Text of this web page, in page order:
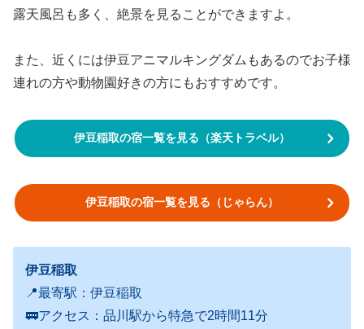
露天風呂も多く、絶景を見ることができますよ。
また、近くには伊豆アニマルキングダムもあるのでお子様
連れの方や動物園好きの方にもおすすめです。
伊豆稲取の宿一覧を見る（楽天トラベル）
伊豆稲取の宿一覧を見る（じゃらん）
伊豆稲取
📍最寄駅：伊豆稲取
🚃アクセス：品川駅から特急で2時間11分